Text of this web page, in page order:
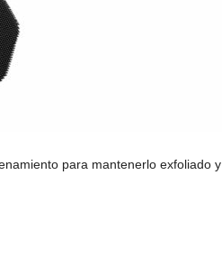
para mantenerlo exfoliado y